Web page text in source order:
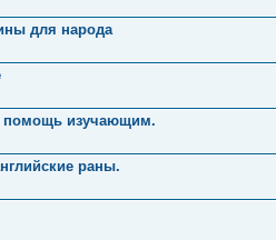
для народа
помощь изучающим.
раны.